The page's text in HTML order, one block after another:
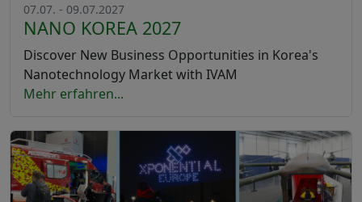
07.07. - 09.07.2027
NANO KOREA 2027
Discover New Business Opportunities in Korea's
Nanotechnology Market with IVAM
Mehr erfahren...